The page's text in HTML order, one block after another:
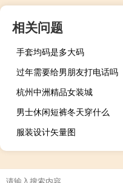
相关问题
手套均码是多大码
过年需要给男朋友打电话吗
杭州中洲精品女装城
男士休闲短裤冬天穿什么
服装设计矢量图